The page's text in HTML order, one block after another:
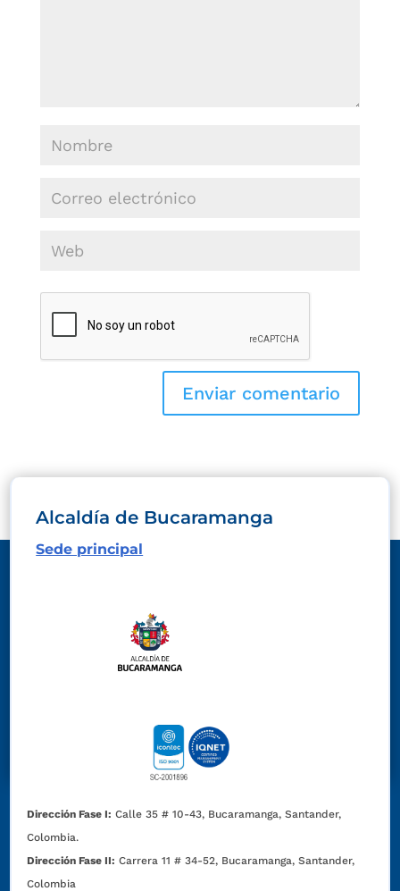
Alcaldía de Bucaramanga
Sede principal
Dirección Fase I: Calle 35 # 10-43, Bucaramanga, Santander,
Colombia.
Dirección Fase II: Carrera 11 # 34-52, Bucaramanga, Santander,
Colombia